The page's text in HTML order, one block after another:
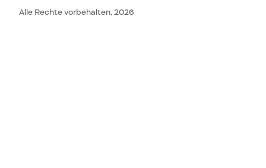
Alle Rechte vorbehalten, 2026